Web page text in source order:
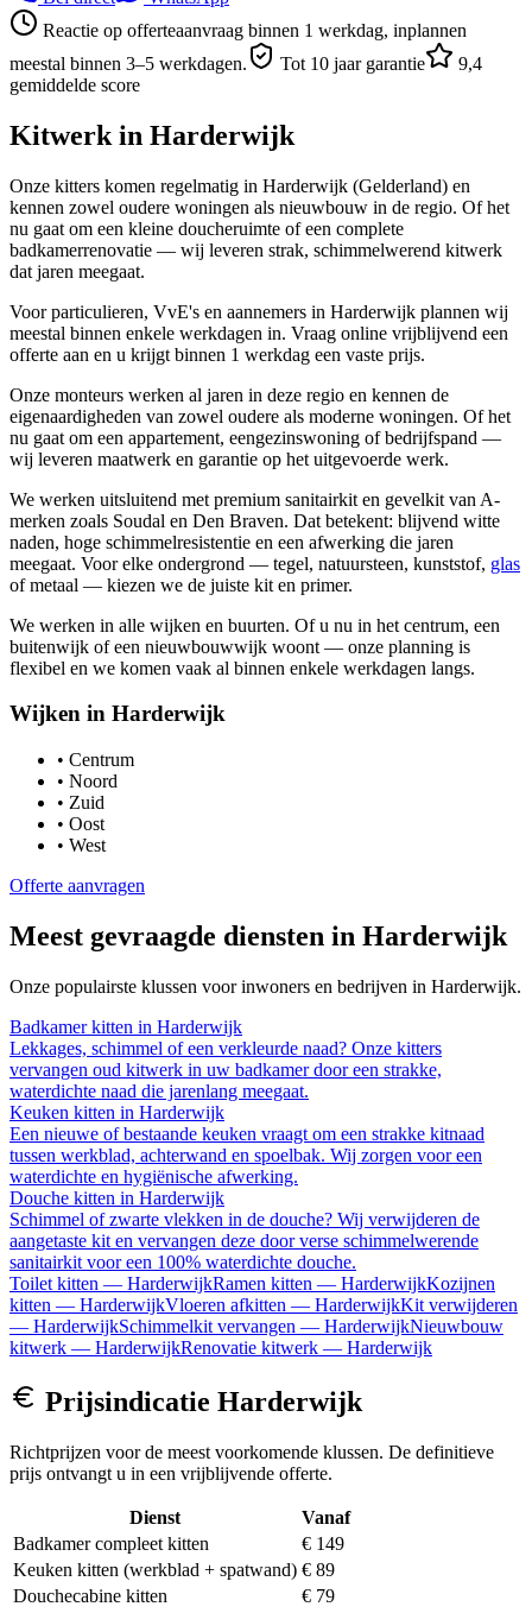
Reactie op offerteaanvraag binnen 1 werkdag, inplannen
meestal binnen 3–5 werkdagen.
Tot 10 jaar garantie
9,4
gemiddelde score
Kitwerk in Harderwijk
Onze kitters komen regelmatig in Harderwijk (Gelderland) en
kennen zowel oudere woningen als nieuwbouw in de regio. Of het
nu gaat om een kleine doucheruimte of een complete
badkamerrenovatie — wij leveren strak, schimmelwerend kitwerk
dat jaren meegaat.
Voor particulieren, VvE's en aannemers in Harderwijk plannen wij
meestal binnen enkele werkdagen in. Vraag online vrijblijvend een
offerte aan en u krijgt binnen 1 werkdag een vaste prijs.
Onze monteurs werken al jaren in deze regio en kennen de
eigenaardigheden van zowel oudere als moderne woningen. Of het
nu gaat om een appartement, eengezinswoning of bedrijfspand —
wij leveren maatwerk en garantie op het uitgevoerde werk.
We werken uitsluitend met premium sanitairkit en gevelkit van A-
merken zoals Soudal en Den Braven. Dat betekent: blijvend witte
naden, hoge schimmelresistentie en een afwerking die jaren
meegaat. Voor elke ondergrond — tegel, natuursteen, kunststof, glas
of metaal — kiezen we de juiste kit en primer.
We werken in alle wijken en buurten. Of u nu in het centrum, een
buitenwijk of een nieuwbouwwijk woont — onze planning is
flexibel en we komen vaak al binnen enkele werkdagen langs.
Wijken in Harderwijk
• Centrum
• Noord
• Zuid
• Oost
• West
Offerte aanvragen
Meest gevraagde diensten in Harderwijk
Onze populairste klussen voor inwoners en bedrijven in Harderwijk.
Badkamer kitten in Harderwijk
Lekkages, schimmel of een verkleurde naad? Onze kitters
vervangen oud kitwerk in uw badkamer door een strakke,
waterdichte naad die jarenlang meegaat.
Keuken kitten in Harderwijk
Een nieuwe of bestaande keuken vraagt om een strakke kitnaad
tussen werkblad, achterwand en spoelbak. Wij zorgen voor een
waterdichte en hygiënische afwerking.
Douche kitten in Harderwijk
Schimmel of zwarte vlekken in de douche? Wij verwijderen de
aangetaste kit en vervangen deze door verse schimmelwerende
sanitairkit voor een 100% waterdichte douche.
Toilet kitten — HarderwijkRamen kitten — HarderwijkKozijnen
kitten — HarderwijkVloeren afkitten — HarderwijkKit verwijderen
— HarderwijkSchimmelkit vervangen — HarderwijkNieuwbouw
kitwerk — HarderwijkRenovatie kitwerk — Harderwijk
Prijsindicatie Harderwijk
Richtprijzen voor de meest voorkomende klussen. De definitieve
prijs ontvangt u in een vrijblijvende offerte.
Dienst
Vanaf
Badkamer compleet kitten
€ 149
Keuken kitten (werkblad + spatwand) € 89
Douchecabine kitten
€ 79